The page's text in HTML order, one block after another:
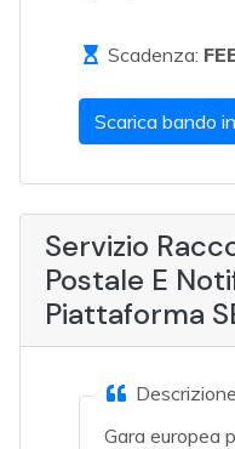
Scadenza:
Scarica bando
Servizio
Postale E
Piattaforma
Gara europea